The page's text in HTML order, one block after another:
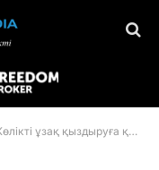
қатысты норма өзгерді